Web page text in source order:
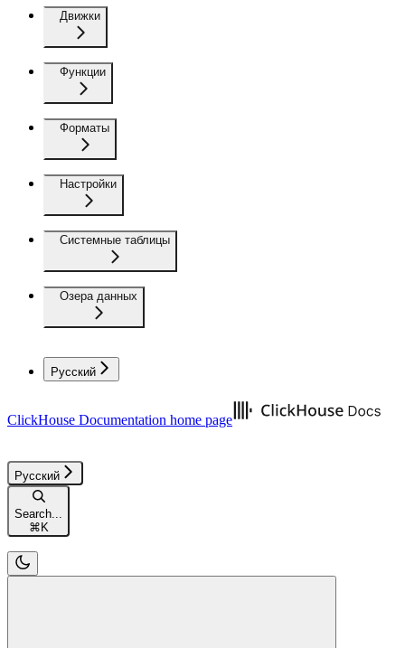
Движки
Функции
Форматы
Настройки
Системные таблицы
Озера данных
Русский
ClickHouse Documentation home page
Русский
Search...
⌘K